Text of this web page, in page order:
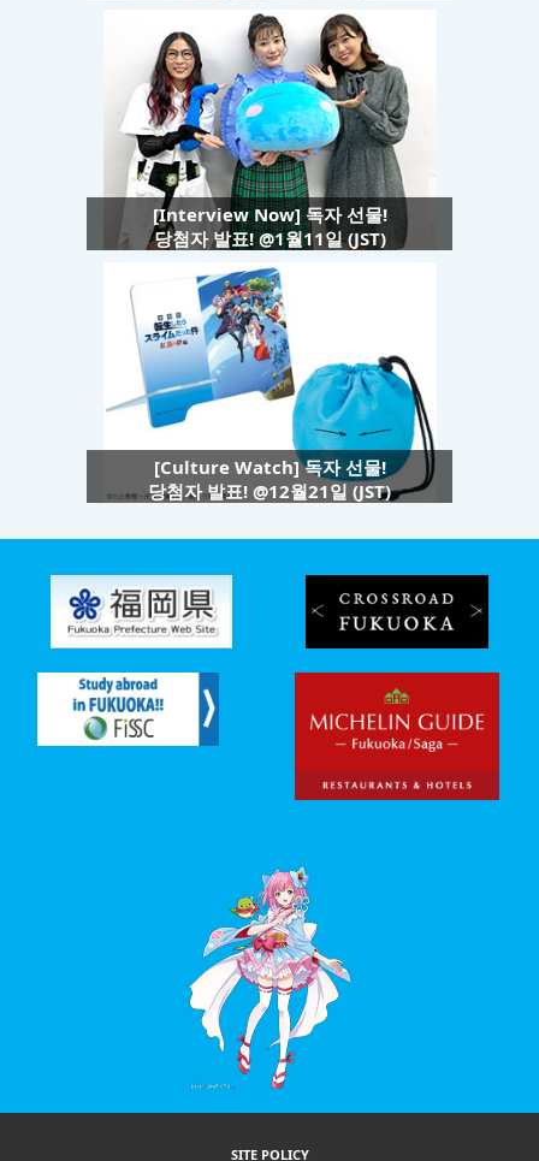
[Interview Now] 독자 선물!
당첨자 발표! @1월11일 (JST)
[Culture Watch] 독자 선물!
당첨자 발표! @12월21일 (JST)
SITE POLICY